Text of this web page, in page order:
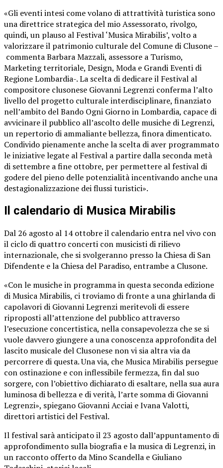
«Gli eventi intesi come volano di attrattività turistica sono
una direttrice strategica del mio Assessorato, rivolgo,
quindi, un plauso al Festival ‘Musica Mirabilis’, volto a
valorizzare il patrimonio culturale del Comune di Clusone –
commenta Barbara Mazzali, assessore a Turismo,
Marketing territoriale, Design, Moda e Grandi Eventi di
Regione Lombardia-. La scelta di dedicare il Festival al
compositore clusonese Giovanni Legrenzi conferma l’alto
livello del progetto culturale interdisciplinare, finanziato
nell’ambito del Bando Ogni Giorno in Lombardia, capace di
avvicinare il pubblico all’ascolto delle musiche di Legrenzi,
un repertorio di ammaliante bellezza, finora dimenticato.
Condivido pienamente anche la scelta di aver programmato
le iniziative legate al Festival a partire dalla seconda metà
di settembre a fine ottobre, per permettere al festival di
godere del pieno delle potenzialità incentivando anche una
destagionalizzazione dei flussi turistici».
Il calendario di Musica Mirabilis
Dal 26 agosto al 14 ottobre il calendario entra nel vivo con
il ciclo di quattro concerti con musicisti di rilievo
internazionale, che si svolgeranno presso la Chiesa di San
Difendente e la Chiesa del Paradiso, entrambe a Clusone.
«Con le musiche in programma in questa seconda edizione
di Musica Mirabilis, ci troviamo di fronte a una ghirlanda di
capolavori di Giovanni Legrenzi meritevoli di essere
riproposti all’attenzione del pubblico attraverso
l’esecuzione concertistica, nella consapevolezza che se si
vuole davvero giungere a una conoscenza approfondita del
lascito musicale del Clusonese non vi sia altra via da
percorrere di questa. Una via, che Musica Mirabilis persegue
con ostinazione e con inflessibile fermezza, fin dal suo
sorgere, con l’obiettivo dichiarato di esaltare, nella sua aura
luminosa di bellezza e di verità, l’arte somma di Giovanni
Legrenzi», spiegano Giovanni Acciai e Ivana Valotti,
direttori artistici del Festival.
Il festival sarà anticipato il 23 agosto dall’appuntamento di
approfondimento sulla biografia e la musica di Legrenzi, in
un racconto offerto da Mino Scandella e Giuliano